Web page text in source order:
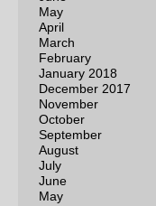
May
April
March
February
January 2018
December 2017
November
October
September
August
July
June
May